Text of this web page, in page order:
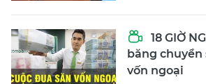
18 GIỜ
băng
vốn ngoại